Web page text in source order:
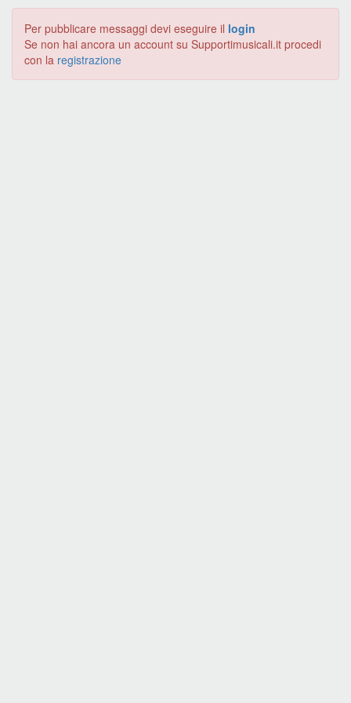
Per pubblicare messaggi devi eseguire il login
Se non hai ancora un account su Supportimusicali.it procedi
con la registrazione